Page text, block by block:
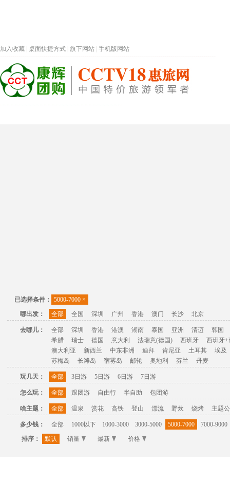
加入收藏 桌面快捷方式 旗下网站 手机版网站
已选择条件： 5000-7000 ×
哪出发：
全部 全国 深圳 广州 香港 澳门 长沙 北京
去哪儿： 全部 深圳 香港 港澳 湖南 泰国 亚洲 清迈
韩国
希腊
瑞士 德国 意大利 法瑞意(德国) 西班牙
西班牙+
澳大利亚
新西兰 中东非洲 迪拜 肯尼亚 土耳其
埃及
苏梅岛
长滩岛 宿雾岛 邮轮 奥地利 芬兰 丹麦
玩几天： 全部 3日游 5日游 6日游 7日游
怎么玩： 全部 跟团游 自由行 半自助 包团游
啥主题： 全部 温泉 赏花 高铁 登山 漂流 野炊 烧烤 主题
多少钱： 全部 1000以下 1000-3000 3000-5000 5000-7000
7000-9000
排序：
默认 销量 最新 价格